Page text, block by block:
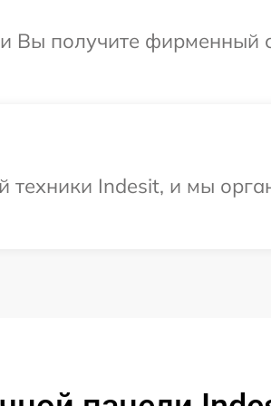
Вы получите фирменный
Indesit, и мы